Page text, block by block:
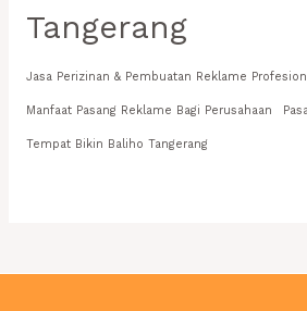
Tangerang
Jasa Perizinan & Pembuatan Reklame
Manfaat Pasang Reklame Bagi Perusahaan
Tempat Bikin Baliho Tangerang